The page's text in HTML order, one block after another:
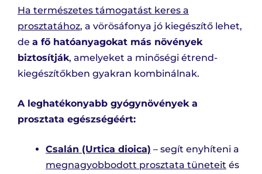
Ha természetes támogatást keres a
prosztatához, a vörösáfonya jó kiegészítő lehet,
de a fő hatóanyagokat más növények
biztosítják, amelyeket a minőségi étrend-
kiegészítőkben gyakran kombinálnak.
A leghatékonyabb gyógynövények a
prosztata egészségéért:
Csalán (Urtica dioica) – segít enyhíteni a
megnagyobbodott prosztata tüneteit és